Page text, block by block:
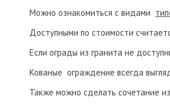
Можно ознакомиться с видами
Доступными по стоимости
Если ограды из гранита не
Кованые ограждение всегда
Также можно сделать сочетание